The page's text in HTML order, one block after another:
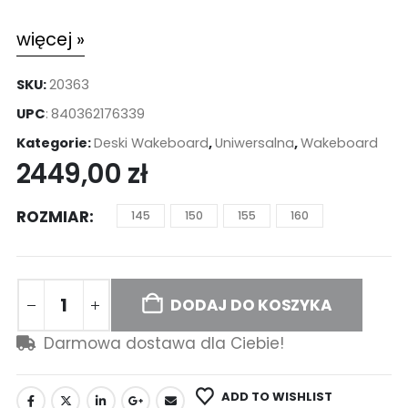
więcej »
SKU:20363
UPC: 840362176339
Kategorie:Deski Wakeboard,Uniwersalna,Wakeboard
2449,00 zł
ROZMIAR 145 150 155 160
DODAJ DO KOSZYKA
Darmowa dostawa dla Ciebie!
ADD TO WISHLIST